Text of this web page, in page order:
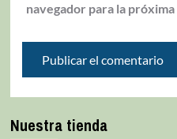
navegador para la
Nuestra tienda